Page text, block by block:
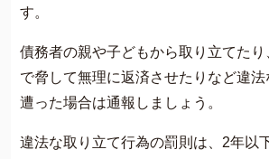
す。
債務者の親や子どもから取り立てた
で脅して無理に返済させたりなど違
遭った場合は通報しましょう。
違法な取り立て行為の罰則は、2年以